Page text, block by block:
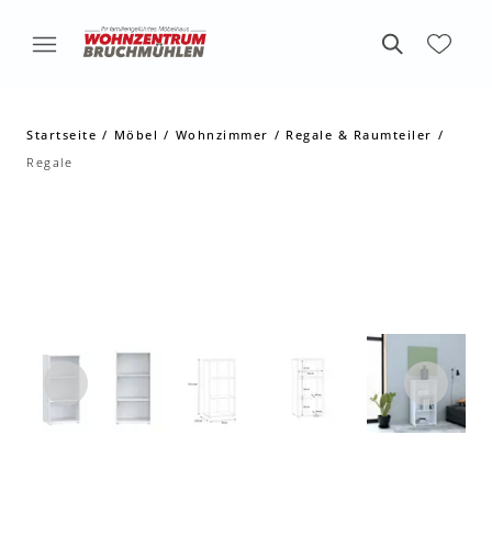
Startseite Möbel Wohnzimmer
Regale & Raumteiler
Regale